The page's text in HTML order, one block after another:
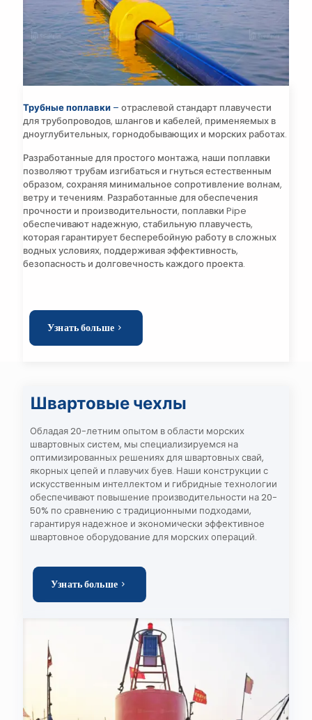
Трубные поплавки – отраслевой стандарт плавучести
для трубопроводов, шлангов и кабелей, применяемых в
дноуглубительных, горнодобывающих и морских работах.
Разработанные для простого монтажа, наши поплавки
позволяют трубам изгибаться и гнуться естественным
образом, сохраняя минимальное сопротивление волнам,
ветру и течениям. Разработанные для обеспечения
прочности и производительности, поплавки Pipe
обеспечивают надежную, стабильную плавучесть,
которая гарантирует бесперебойную работу в сложных
водных условиях, поддерживая эффективность,
безопасность и долговечность каждого проекта.
Узнать больше
Швартовые чехлы
Обладая 20-летним опытом в области морских
швартовных систем, мы специализируемся на
оптимизированных решениях для швартовных свай,
якорных цепей и плавучих буев. Наши конструкции с
искусственным интеллектом и гибридные технологии
обеспечивают повышение производительности на 20-
50% по сравнению с традиционными подходами,
гарантируя надежное и экономически эффективное
швартовное оборудование для морских операций.
Узнать больше